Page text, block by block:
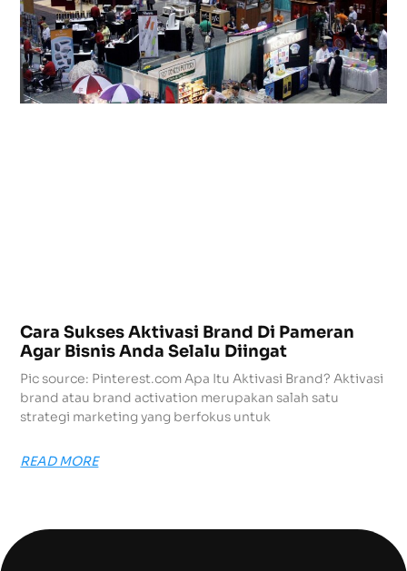
Cara Sukses Aktivasi Brand Di Pameran
Agar Bisnis Anda Selalu Diingat
Pic source: Pinterest.com Apa Itu Aktivasi Brand? Aktivasi
brand atau brand activation merupakan salah satu
strategi marketing yang berfokus untuk
READ MORE